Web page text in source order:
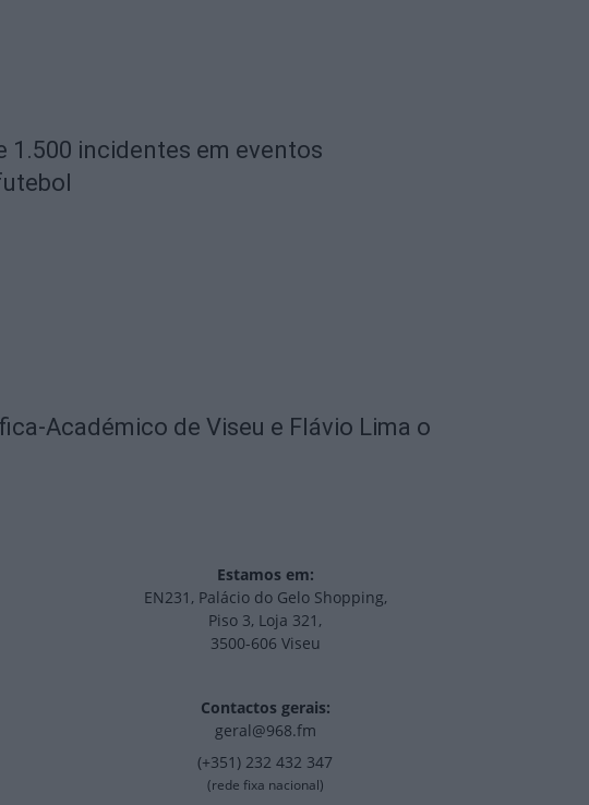
1.500 incidentes em eventos
Académico de Viseu e Flávio Lima o
Estamos em:
EN231, Palácio do Gelo Shopping,
Piso 3, Loja 321,
3500-606 Viseu
Contactos gerais:
geral@968.fm
(+351) 232 432 347
(rede fixa nacional)